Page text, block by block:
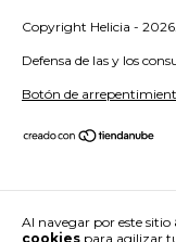
Al navegar por este sitio
cookies para agilizar
Copyright Helicia - 2026.
Defensa de las y los
Botón de